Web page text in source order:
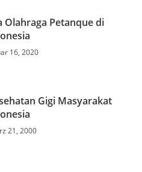
Olahraga Petanque di
16, 2020
Gigi Masyarakat
21, 2000